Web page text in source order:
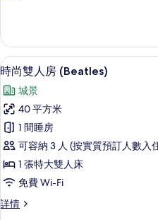
片
terrace
詳
情
載
入
所
有
時
尚
雙
人
房
9
時尚雙人房 (Beatles)
城景
40 平方米
1 間睡房
可容納 3 人 (按實質預訂人數入
1 張特大雙人床
免費 Wi-Fi
詳情
時